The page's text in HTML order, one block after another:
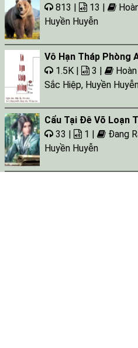
813 |
13 |
Huyền Huyễn
Vô Hạn Tháp Phòng
1.5K |
3 |
Sắc Hiệp, Huyền
Cẩu Tại Đê Võ Loạn
33 |
1 |
Đang
Huyền Huyễn